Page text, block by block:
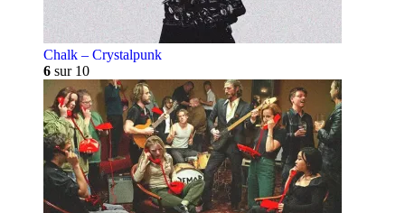
Chalk – Crystalpunk
6 sur 10